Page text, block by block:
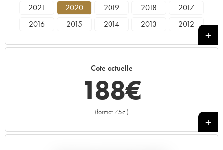
2021 2020 2019 2018
2017
2016
2015 2014 2013
2012
1998
1993
Cote actuelle
188€
(format 75cl)
+